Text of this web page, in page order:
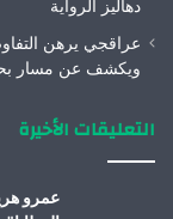
دهاليز الرواية
عراقجي يرهن
ويكشف عن مسار
التعليقات الأخيرة
عمرو